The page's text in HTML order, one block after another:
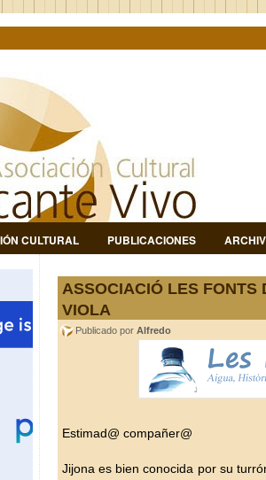
CULTURAL PUBLICACIONES
ASSOCIACIÓ LES FONTS
VIOLA
Publicado por Alfredo
Estimad@ compañer@
Jijona es bien conocida por su